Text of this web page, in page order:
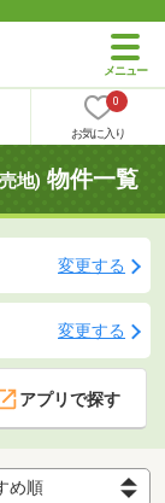
0
お気に入り
地) 物件一覧
変更する
変更する
アプリで探す